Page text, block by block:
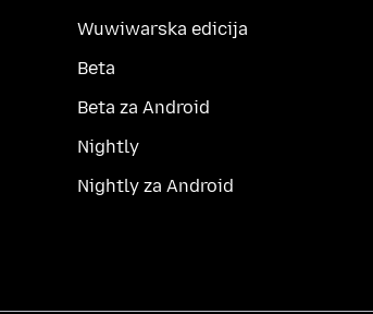
Wuwiwarska edicija
Beta
Beta za Android
Nightly
Nightly za Android